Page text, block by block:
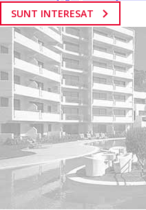
SUNT INTERESAT